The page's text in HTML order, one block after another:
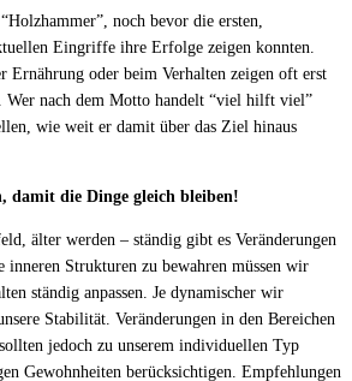
noch bevor die ersten,
Eingriffe ihre Erfolge zeigen konnten.
Ernährung oder beim Verhalten zeigen oft erst
Wer nach dem Motto handelt “viel hilft viel”
wie weit er damit über das Ziel hinaus
damit die Dinge gleich bleiben!
älter werden – ständig gibt es Veränderungen
inneren Strukturen zu bewahren müssen wir
ständig anpassen. Je dynamischer wir
Stabilität. Veränderungen in den Bereichen
jedoch zu unserem individuellen Typ
Gewohnheiten berücksichtigen. Empfehlungen